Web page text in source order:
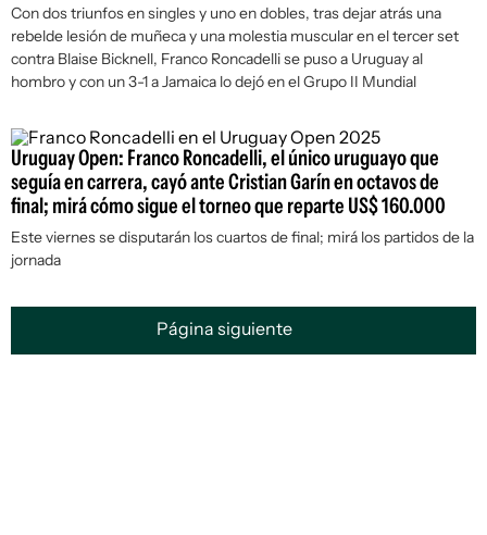
Con dos triunfos en singles y uno en dobles, tras dejar atrás una
rebelde lesión de muñeca y una molestia muscular en el tercer set
contra Blaise Bicknell, Franco Roncadelli se puso a Uruguay al
hombro y con un 3-1 a Jamaica lo dejó en el Grupo II Mundial
Uruguay Open: Franco Roncadelli, el único uruguayo que
seguía en carrera, cayó ante Cristian Garín en octavos de
final; mirá cómo sigue el torneo que reparte US$ 160.000
Este viernes se disputarán los cuartos de final; mirá los partidos de la
jornada
Página siguiente